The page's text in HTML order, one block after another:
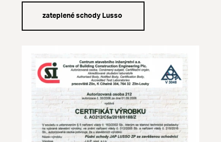
zateplené schody Lusso